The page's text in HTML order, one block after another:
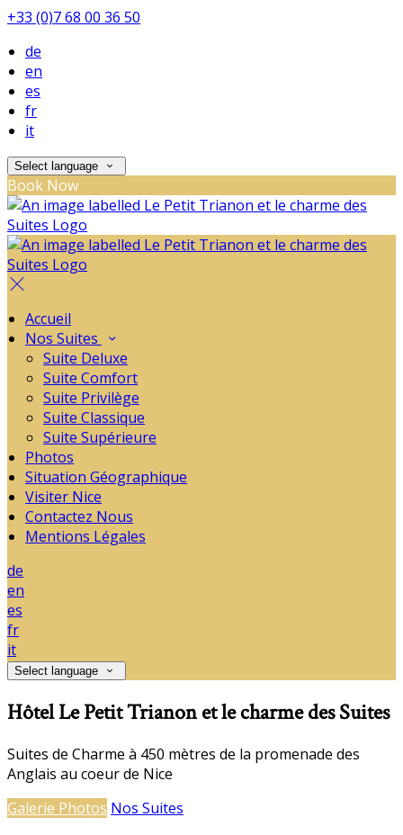
+33 (0)7 68 00 36 50
de
en
es
fr
it
Select language
Book Now
Accueil
Nos Suites
Suite Deluxe
Suite Comfort
Suite Privilège
Suite Classique
Suite Supérieure
Photos
Situation Géographique
Visiter Nice
Contactez Nous
Mentions Légales
de
en
es
fr
it
Select language
Hôtel Le Petit Trianon et le charme des Suites
Suites de Charme à 450 mètres de la promenade des
Anglais au coeur de Nice
Galerie Photos Nos Suites